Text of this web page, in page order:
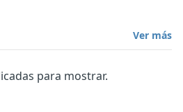
Ver más
para mostrar.